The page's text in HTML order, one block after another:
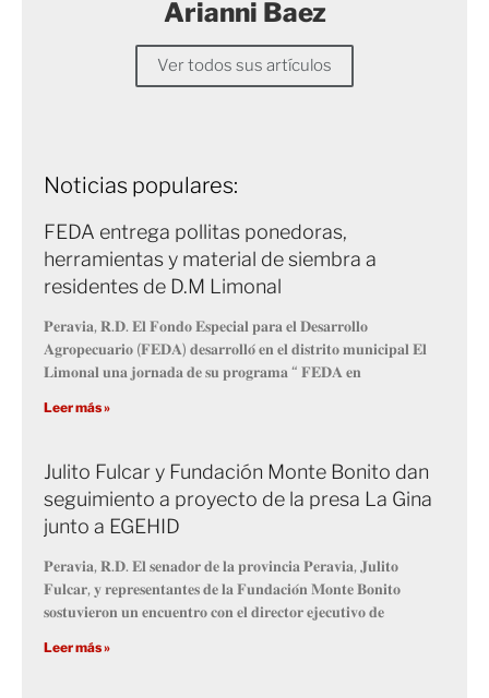
Arianni Baez
Ver todos sus artículos
Noticias populares:
FEDA entrega pollitas ponedoras,
herramientas y material de siembra a
residentes de D.M Limonal
𝐏𝐞𝐫𝐚𝐯𝐢𝐚, 𝐑.𝐃. 𝐄𝐥 𝐅𝐨𝐧𝐝𝐨 𝐄𝐬𝐩𝐞𝐜𝐢𝐚𝐥 𝐩𝐚𝐫𝐚 𝐞𝐥 𝐃𝐞𝐬𝐚𝐫𝐫𝐨𝐥𝐥𝐨
𝐀𝐠𝐫𝐨𝐩𝐞𝐜𝐮𝐚𝐫𝐢𝐨 (𝐅𝐄𝐃𝐀) 𝐝𝐞𝐬𝐚𝐫𝐫𝐨𝐥𝐥𝐨́ 𝐞𝐧 𝐞𝐥 𝐝𝐢𝐬𝐭𝐫𝐢𝐭𝐨 𝐦𝐮𝐧𝐢𝐜𝐢𝐩𝐚𝐥 𝐄𝐥
𝐋𝐢𝐦𝐨𝐧𝐚𝐥 𝐮𝐧𝐚 𝐣𝐨𝐫𝐧𝐚𝐝𝐚 𝐝𝐞 𝐬𝐮 𝐩𝐫𝐨𝐠𝐫𝐚𝐦𝐚 “ 𝐅𝐄𝐃𝐀 𝐞𝐧
Leer más »
Julito Fulcar y Fundación Monte Bonito dan
seguimiento a proyecto de la presa La Gina
junto a EGEHID
𝐏𝐞𝐫𝐚𝐯𝐢𝐚, 𝐑.𝐃. 𝐄𝐥 𝐬𝐞𝐧𝐚𝐝𝐨𝐫 𝐝𝐞 𝐥𝐚 𝐩𝐫𝐨𝐯𝐢𝐧𝐜𝐢𝐚 𝐏𝐞𝐫𝐚𝐯𝐢𝐚, 𝐉𝐮𝐥𝐢𝐭𝐨
𝐅𝐮𝐥𝐜𝐚𝐫, 𝐲 𝐫𝐞𝐩𝐫𝐞𝐬𝐞𝐧𝐭𝐚𝐧𝐭𝐞𝐬 𝐝𝐞 𝐥𝐚 𝐅𝐮𝐧𝐝𝐚𝐜𝐢𝐨́𝐧 𝐌𝐨𝐧𝐭𝐞 𝐁𝐨𝐧𝐢𝐭𝐨
𝐬𝐨𝐬𝐭𝐮𝐯𝐢𝐞𝐫𝐨𝐧 𝐮𝐧 𝐞𝐧𝐜𝐮𝐞𝐧𝐭𝐫𝐨 𝐜𝐨𝐧 𝐞𝐥 𝐝𝐢𝐫𝐞𝐜𝐭𝐨𝐫 𝐞𝐣𝐞𝐜𝐮𝐭𝐢𝐯𝐨 𝐝𝐞
Leer más »